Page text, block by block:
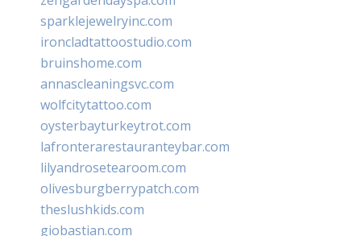
sparklejewelryinc.com
ironcladtattoostudio.com
bruinshome.com
annascleaningsvc.com
wolfcitytattoo.com
oysterbayturkeytrot.com
lafronterarestauranteybar.com
lilyandrosetearoom.com
olivesburgberrypatch.com
theslushkids.com
giobastian.com